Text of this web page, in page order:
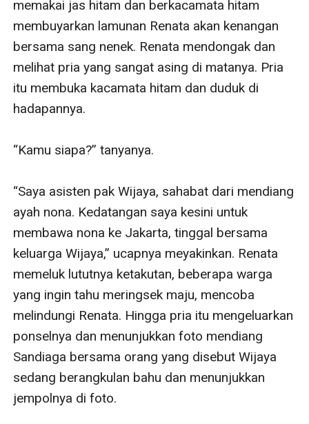
memakai jas hitam dan berkacamata hitam
membuyarkan lamunan Renata akan kenangan
bersama sang nenek. Renata mendongak dan
melihat pria yang sangat asing di matanya. Pria
itu membuka kacamata hitam dan duduk di
hadapannya.
“Kamu siapa?” tanyanya.
“Saya asisten pak Wijaya, sahabat dari mendiang
ayah nona. Kedatangan saya kesini untuk
membawa nona ke Jakarta, tinggal bersama
keluarga Wijaya,” ucapnya meyakinkan. Renata
memeluk lututnya ketakutan, beberapa warga
yang ingin tahu meringsek maju, mencoba
melindungi Renata. Hingga pria itu mengeluarkan
ponselnya dan menunjukkan foto mendiang
Sandiaga bersama orang yang disebut Wijaya
sedang berangkulan bahu dan menunjukkan
jempolnya di foto.